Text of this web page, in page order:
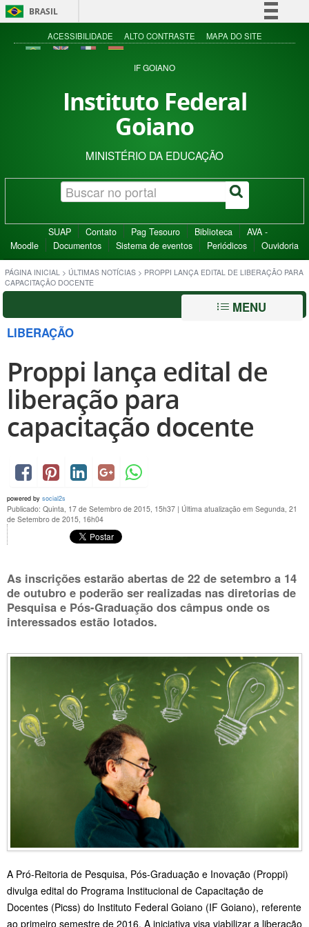
BRASIL
Simplifique!
Acesso à informação
ACESSIBILIDADE ALTO CONTRASTE MAPA DO SITE
IF GOIANO
Instituto Federal
Goiano
MINISTÉRIO DA EDUCAÇÃO
SUAP Contato Pag Tesouro Biblioteca
AVA -
Moodle
Documentos Sistema de eventos Periódicos Ouvidoria
PÁGINA INICIAL > ÚLTIMAS NOTÍCIAS > PROPPI LANÇA EDITAL DE LIBERAÇÃO PARA
CAPACITAÇÃO DOCENTE
MENU
LIBERAÇÃO
Proppi lança edital de
liberação para
capacitação docente
powered by social2s
Publicado: Quinta, 17 de Setembro de 2015, 15h37 | Última atualização em Segunda, 21
de Setembro de 2015, 16h04
As inscrições estarão abertas de 22 de setembro a 14
de outubro e poderão ser realizadas nas diretorias de
Pesquisa e Pós-Graduação dos câmpus onde os
interessados estão lotados.
A Pró-Reitoria de Pesquisa, Pós-Graduação e Inovação (Proppi)
divulga edital do Programa Institucional de Capacitação de
Docentes (Picss) do Instituto Federal Goiano (IF Goiano), referente
ao primeiro semestre de 2016. A iniciativa visa viabilizar a liberação